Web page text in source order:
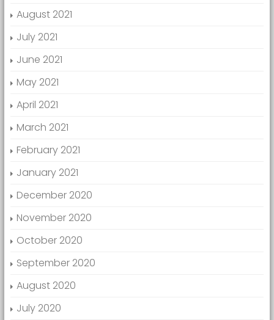
August 2021
July 2021
June 2021
May 2021
April 2021
March 2021
February 2021
January 2021
December 2020
November 2020
October 2020
September 2020
August 2020
July 2020